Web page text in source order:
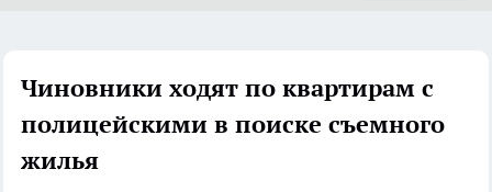
Чиновники ходят по квартирам с
полицейскими в поиске съемного
жилья